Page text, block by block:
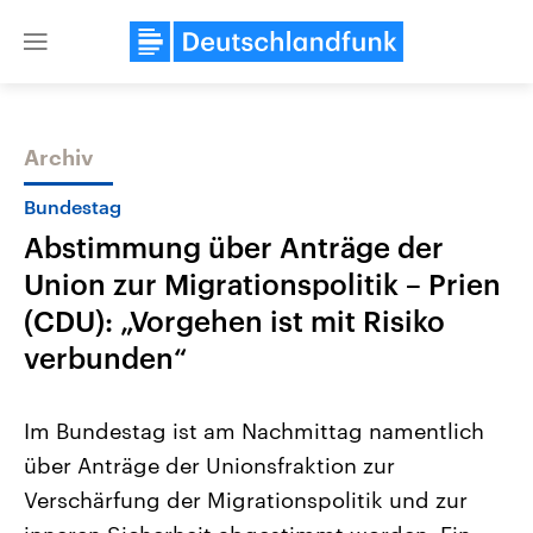
Close
Themen
2026
Alle Informationen
Sachsen-Anhalt wählt am 6.
September 2026 einen neuen
Landtag. Seit 2021 wird das
Bundesland von einer Koalition aus
Aktuelle Beiträge,
Wirtschaftlich und
gehören die Vereinigten
den mächtigsten Ländern
mit großem Einfluss auf
Archiv
Bundestag
Abstimmung über Anträge der
Union zur Migrationspolitik – Prien
(CDU): „Vorgehen ist mit Risiko
verbunden“
Im Bundestag ist am Nachmittag namentlich
über Anträge der Unionsfraktion zur
Verschärfung der Migrationspolitik und zur